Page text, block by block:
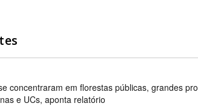
concentraram em florestas públicas, grandes
e UCs, aponta relatório